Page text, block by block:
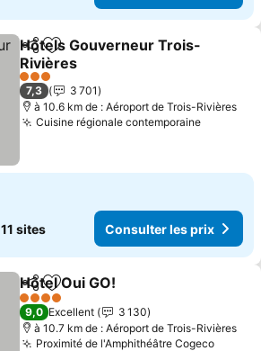
PartagerAjouter à mes favoris
Hôtels Gouverneur Trois-
Rivières
3 Étoiles
7,3
3 701
à 10.6 km de : Aéroport de Trois-Rivières
Cuisine régionale contemporaine
11 sites Consulter les prix
PartagerAjouter à mes favoris
Hôtel Oui GO!
4 Étoiles
9,0 Excellent
3 130
à 10.7 km de : Aéroport de Trois-Rivières
Proximité de l'Amphithéâtre Cogeco